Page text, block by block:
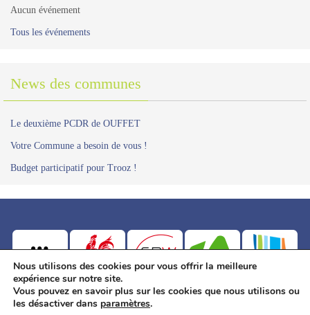
Aucun événement
Tous les événements
News des communes
Le deuxième PCDR de OUFFET
Votre Commune a besoin de vous !
Budget participatif pour Trooz !
GREOVA asbl - Service PCDR
Place de Chézy 1 - 4920 Harzé - Tél.: 04 384 67 88 -
Nous utilisons des cookies pour vous offrir la meilleure
expérience sur notre site.
Vous pouvez en savoir plus sur les cookies que nous utilisons ou
les désactiver dans paramètres.